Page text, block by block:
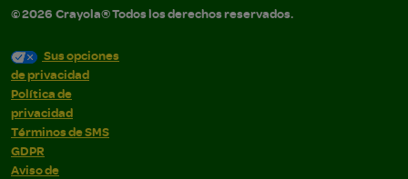
©2026 Crayola® Todos los derechos reservados.
Sus opciones
de privacidad
Política de
privacidad
Términos de SMS
GDPR
Aviso de